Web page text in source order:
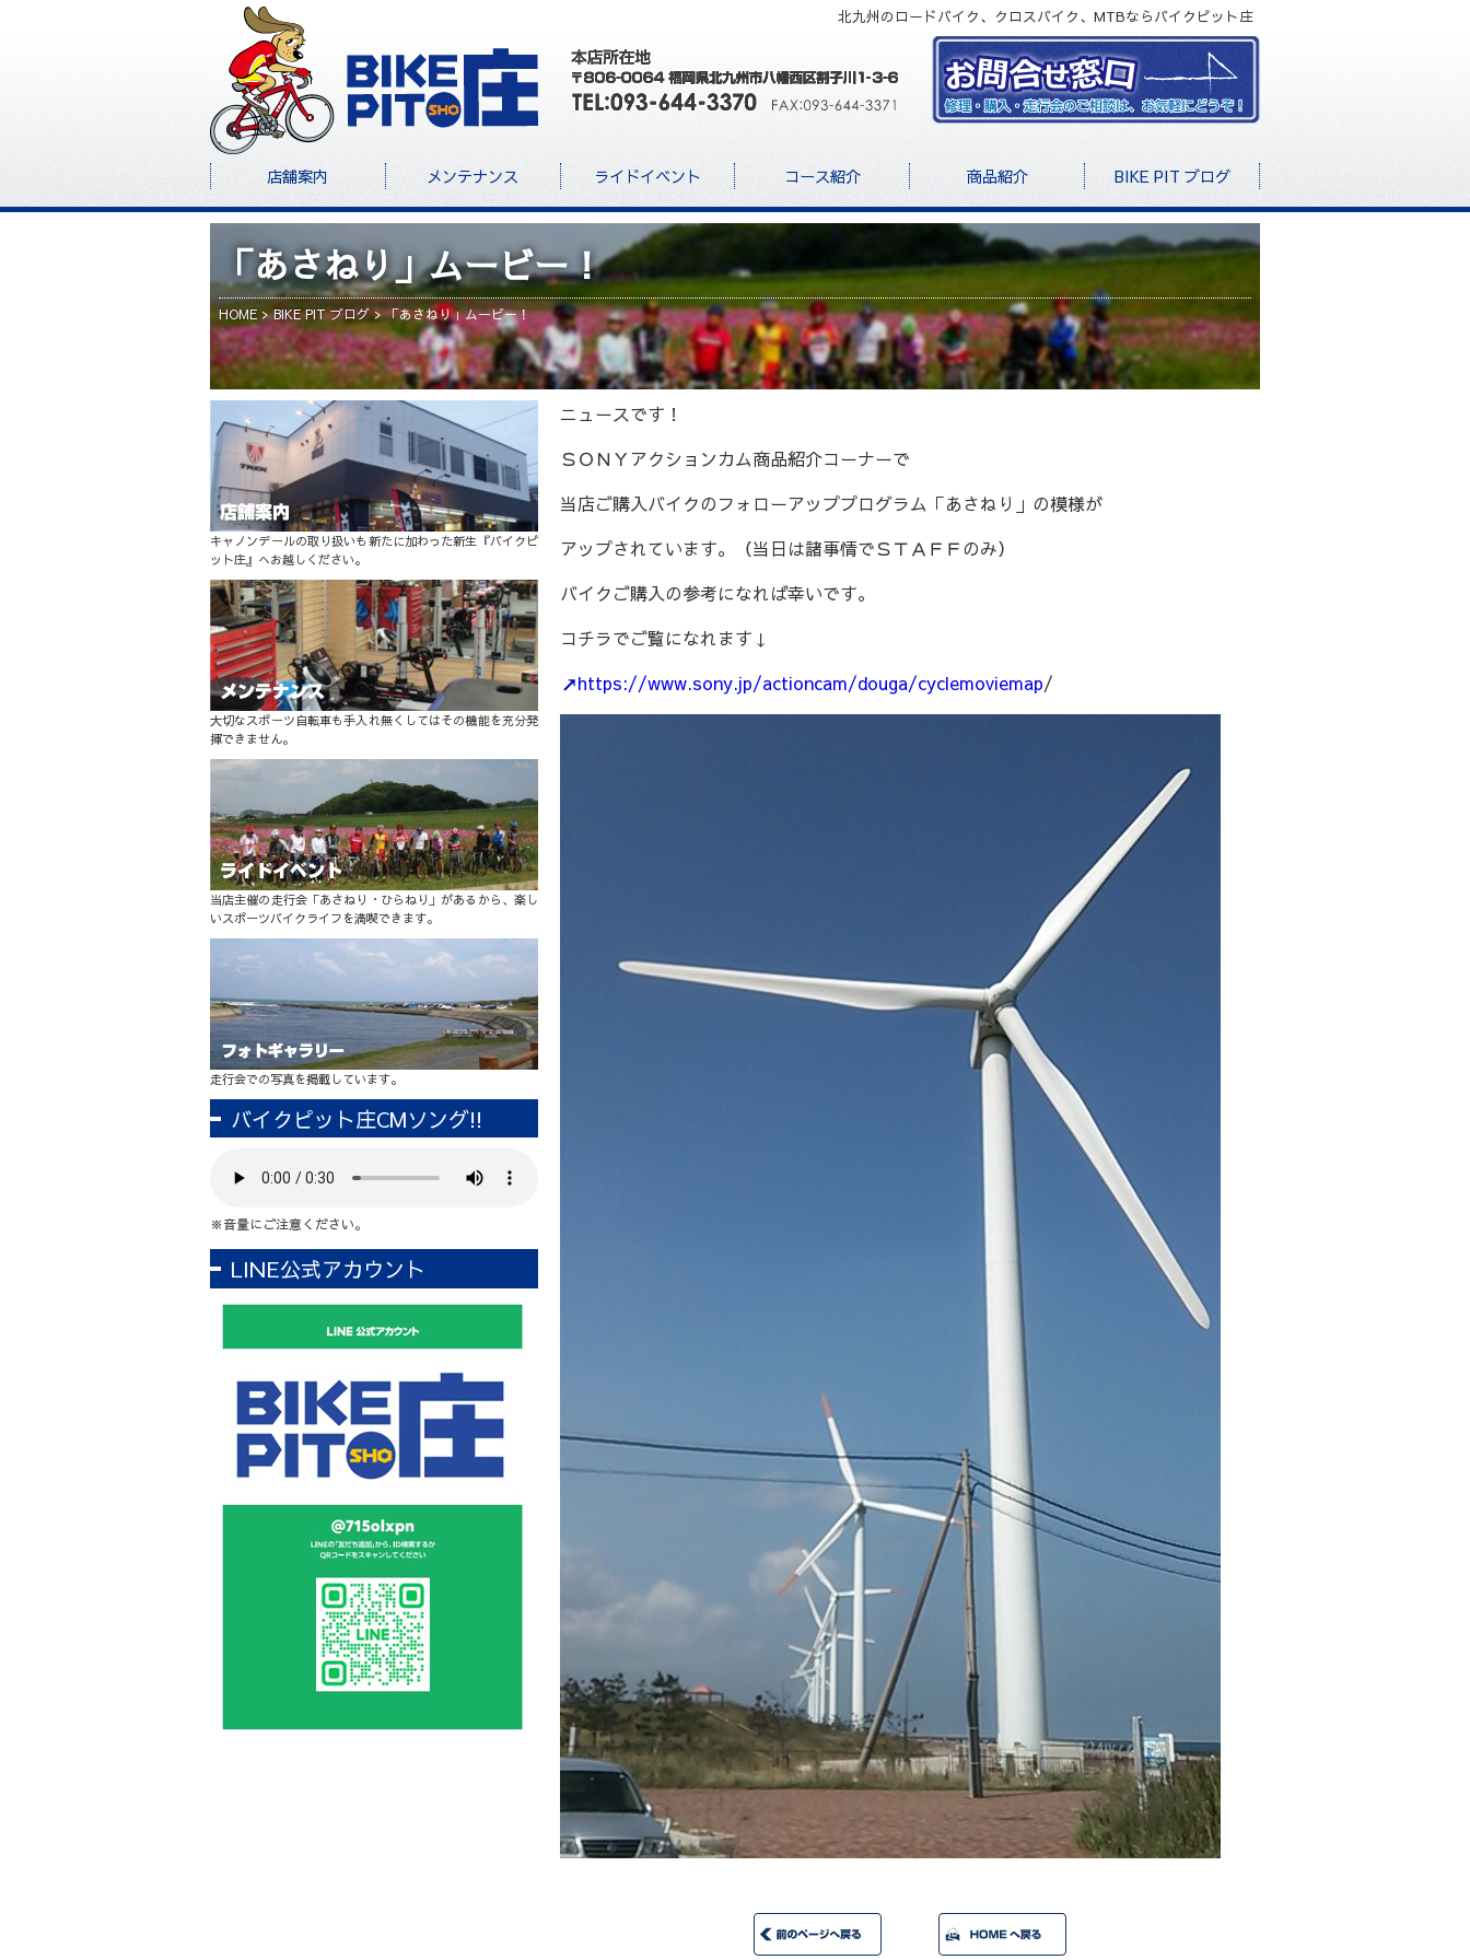
北九州のロードバイク、クロスバイク、MTBならバイクピット庄
店舗案内 メンテナンス ライドイベント コース紹介 商品紹介 BIKE PIT ブログ
「あさねり」ムービー！
HOME BIKE PIT ブログ 「あさねり」ムービー！
ニュースです！
ＳＯＮＹアクションカム商品紹介コーナーで
当店ご購入バイクのフォローアッププログラム「あさねり」の模様が
アップされています。（当日は諸事情でＳＴＡＦＦのみ）
バイクご購入の参考になれば幸いです。
コチラでご覧になれます↓
https://www.sony.jp/actioncam/douga/cyclemoviemap/
キャノンデールの取り扱いも新たに加わった新生『バイクピ
ット庄』へお越しください。
大切なスポーツ自転車も手入れ無くしてはその機能を充分発
揮できません。
当店主催の走行会「あさねり・ひらねり」があるから、楽し
いスポーツバイクライフを満喫できます。
走行会での写真を掲載しています。
バイクピット庄CMソング!!
※音量にご注意ください。
LINE公式アカウント